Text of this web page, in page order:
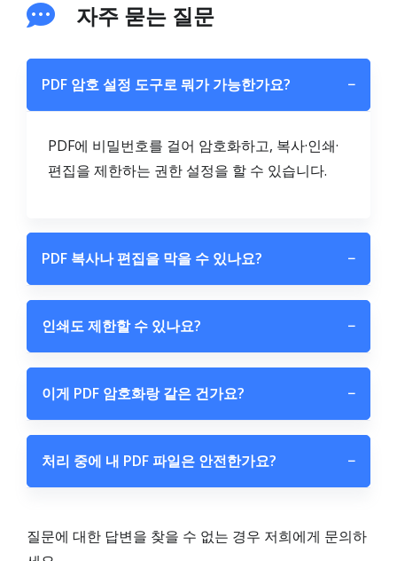
자주 묻는 질문
PDF 암호 설정 도구로 뭐가 가능한가요? −
PDF에 비밀번호를 걸어 암호화하고, 복사·인쇄·
편집을 제한하는 권한 설정을 할 수 있습니다.
PDF 복사나 편집을 막을 수 있나요? −
인쇄도 제한할 수 있나요? −
이게 PDF 암호화랑 같은 건가요? −
처리 중에 내 PDF 파일은 안전한가요? −
질문에 대한 답변을 찾을 수 없는 경우 저희에게 문의하